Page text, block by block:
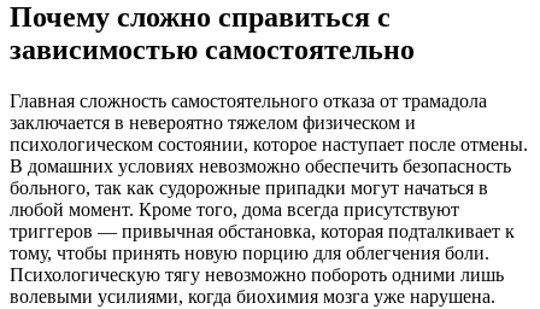
Почему сложно справиться с
зависимостью самостоятельно
Главная сложность самостоятельного отказа от трамадола
заключается в невероятно тяжелом физическом и
психологическом состоянии, которое наступает после отмены.
В домашних условиях невозможно обеспечить безопасность
больного, так как судорожные припадки могут начаться в
любой момент. Кроме того, дома всегда присутствуют
триггеров — привычная обстановка, которая подталкивает к
тому, чтобы принять новую порцию для облегчения боли.
Психологическую тягу невозможно побороть одними лишь
волевыми усилиями, когда биохимия мозга уже нарушена.